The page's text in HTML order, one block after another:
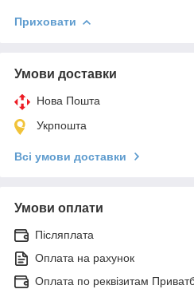
Приховати
Умови доставки
Нова Пошта
Укрпошта
Всі умови доставки
Умови оплати
Післяплата
Оплата на рахунок
Оплата по реквізитам